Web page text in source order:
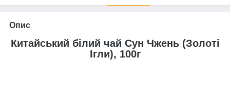
Опис
Китайський білий чай Сун Чжень (Золоті
Ігли), 100г